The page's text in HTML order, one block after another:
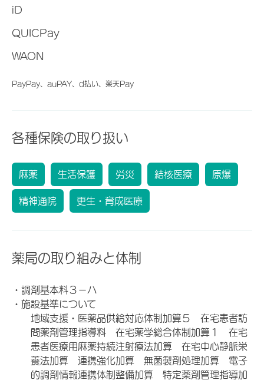
iD
QUICPay
WAON
PayPay、auPAY、d払い、楽天Pay
各種保険の取り扱い
麻薬 生活保護 労災 結核医療 原爆
精神通院 更生・育成医療
薬局の取り組みと体制
・調剤基本料３－ハ
・施設基準について
地域支援・医薬品供給対応体制加算５ 在宅患者訪
問薬剤管理指導料 在宅薬学総合体制加算１ 在宅
患者医療用麻薬持続注射療法加算 在宅中心静脈栄
養法加算 連携強化加算 無菌製剤処理加算 電子
的調剤情報連携体制整備加算 特定薬剤管理指導加